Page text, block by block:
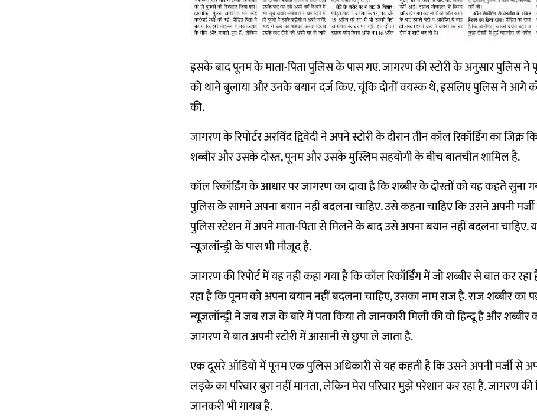
इसके बाद पूनम के माता-पिता पुलिस के पास गए. जागरण की स्टोरी के अनुसार पुलिस ने
को थाने बुलाया और उनके बयान दर्ज किए. चूंकि दोनों वयस्क थे, इसलिए पुलिस ने आगे
की.
जागरण के रिपोर्टर अरविंद द्विवेदी ने अपने स्टोरी के दौरान तीन कॉल रिकॉर्डिंग का जिक्र
शब्बीर और उसके दोस्त, पूनम और उसके मुस्लिम सहयोगी के बीच बातचीत शामिल है.
कॉल रिकॉर्डिंग के आधार पर जागरण का दावा है कि शब्बीर के दोस्तों को यह कहते सुना
पुलिस के सामने अपना बयान नहीं बदलना चाहिए. उसे कहना चाहिए कि उसने अपनी
पुलिस स्टेशन में अपने माता-पिता से मिलने के बाद उसे अपना बयान नहीं बदलना चाहिए.
न्यूज़लॉन्ड्री के पास भी मौजूद है.
जागरण की रिपोर्ट में यह नहीं कहा गया है कि कॉल रिकॉर्डिंग में जो शब्बीर से बात कर
रहा है कि पूनम को अपना बयान नहीं बदलना चाहिए, उसका नाम राज है. राज शब्बीर का
न्यूज़लॉन्ड्री ने जब राज के बारे में पता किया तो जानकारी मिली की वो हिन्दू है और शब्बीर
जागरण ये बात अपनी स्टोरी में आसानी से छुपा ले जाता है.
एक दूसरे ऑडियो में पूनम एक पुलिस अधिकारी से यह कहती है कि उसने अपनी मर्जी से
लड़के का परिवार बुरा नहीं मानता, लेकिन मेरा परिवार मुझे परेशान कर रहा है. जागरण की
जानकरी भी गायब है.